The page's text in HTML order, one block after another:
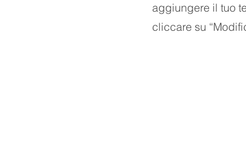
aggiungere il tuo
cliccare su